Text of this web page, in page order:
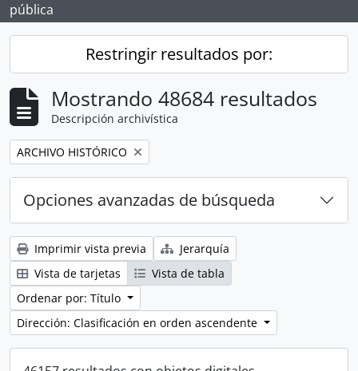
pública
Restringir resultados por:
Mostrando 48684 resultados
Descripción archivística
Remove filter:
ARCHIVO HISTÓRICO
Opciones avanzadas de búsqueda
Imprimir vista previa
Jerarquía
Vista de tarjetas
Vista de tabla
Ordenar por: Título
Dirección: Clasificación en orden ascendente